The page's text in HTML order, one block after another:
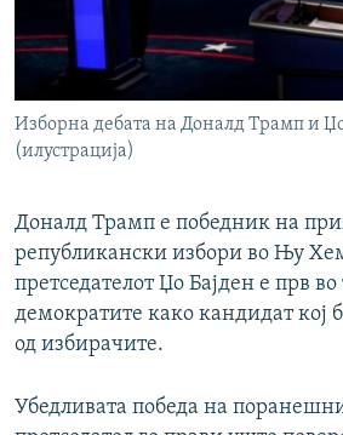
РСЕ веб страници
Изборна дебата на Доналд Трамп и
(илустрација)
Доналд Трамп е победник на
републикански избори во Њу
претседателот Џо Бајден е прв во
демократите како кандидат
од избирачите.
Убедливата победа на